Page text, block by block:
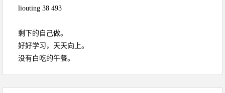
liouting 38 493
剩下的自己做。
好好学习，天天向上。
没有白吃的午餐。